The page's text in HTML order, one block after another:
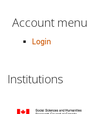
Account menu
Login
Institutions